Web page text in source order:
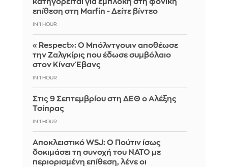
κατηγορείται για εμπλοκή στη φονική
επίθεση στη Marfin - Δείτε βίντεο
IN 1 HOUR
«Respect»: Ο Μπόλντγουιν αποθέωσε
την Ζαλγκίρις που έδωσε συμβόλαιο
στον Κίναν Έβανς
IN 1 HOUR
Στις 9 Σεπτεμβρίου στη ΔΕΘ ο Αλέξης
Τσίπρας
IN 1 HOUR
Αποκλειστικό WSJ: Ο Πούτιν ίσως
δοκιμάσει τη συνοχή του ΝΑΤΟ με
περιορισμένη επίθεση, λένε οι